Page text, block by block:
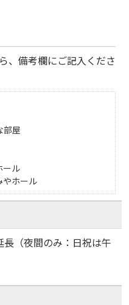
、備考欄にご記入くださ
部屋
ール
ホール
長（夜間のみ：日祝は午